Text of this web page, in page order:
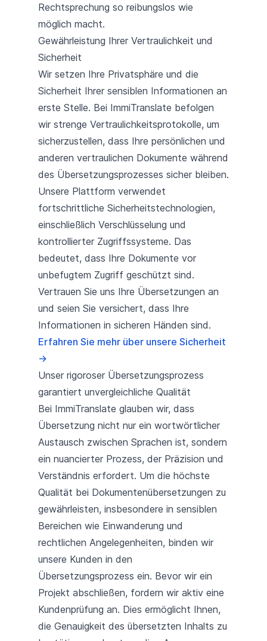
Rechtsprechung so reibungslos wie
möglich macht.
Gewährleistung Ihrer Vertraulichkeit und
Sicherheit
Wir setzen Ihre Privatsphäre und die
Sicherheit Ihrer sensiblen Informationen an
erste Stelle. Bei ImmiTranslate befolgen
wir strenge Vertraulichkeitsprotokolle, um
sicherzustellen, dass Ihre persönlichen und
anderen vertraulichen Dokumente während
des Übersetzungsprozesses sicher bleiben.
Unsere Plattform verwendet
fortschrittliche Sicherheitstechnologien,
einschließlich Verschlüsselung und
kontrollierter Zugriffssysteme. Das
bedeutet, dass Ihre Dokumente vor
unbefugtem Zugriff geschützt sind.
Vertrauen Sie uns Ihre Übersetzungen an
und seien Sie versichert, dass Ihre
Informationen in sicheren Händen sind.
Erfahren Sie mehr über unsere Sicherheit
→
Unser rigoroser Übersetzungsprozess
garantiert unvergleichliche Qualität
Bei ImmiTranslate glauben wir, dass
Übersetzung nicht nur ein wortwörtlicher
Austausch zwischen Sprachen ist, sondern
ein nuancierter Prozess, der Präzision und
Verständnis erfordert. Um die höchste
Qualität bei Dokumentenübersetzungen zu
gewährleisten, insbesondere in sensiblen
Bereichen wie Einwanderung und
rechtlichen Angelegenheiten, binden wir
unsere Kunden in den
Übersetzungsprozess ein. Bevor wir ein
Projekt abschließen, fordern wir aktiv eine
Kundenprüfung an. Dies ermöglicht Ihnen,
die Genauigkeit des übersetzten Inhalts zu